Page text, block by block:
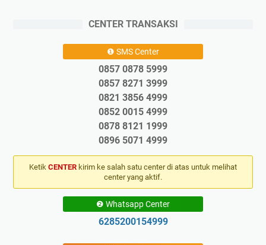
CENTER TRANSAKSI
❶ SMS Center
0857 0878 5999
0857 8271 3999
0821 3856 4999
0852 0015 4999
0878 8121 1999
0896 5071 4999
Ketik CENTER kirim ke salah satu center di atas untuk melihat
center yang aktif.
❷ Whatsapp Center
6285200154999